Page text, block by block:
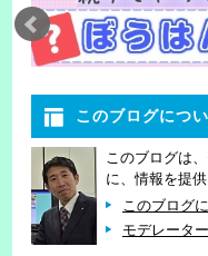
このブログにつ
このブログは
に、情報を提供
このブログ
モデレーター